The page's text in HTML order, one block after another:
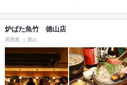
炉ばた魚竹 徳山店
居酒屋 徳山